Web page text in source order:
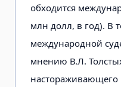
обходится
млн долл, в год). В
международной
мнению В.Л.
настораживающего